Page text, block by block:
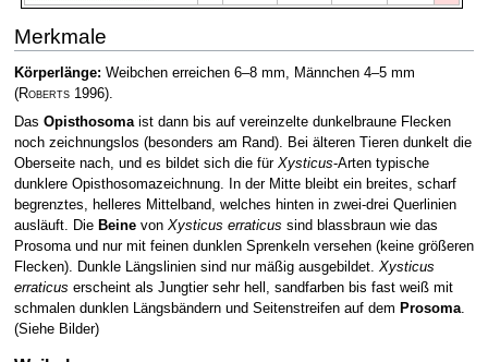
Merkmale
Körperlänge: Weibchen erreichen 6–8 mm, Männchen 4–5 mm
(Roberts1996).
Das Opisthosomaist dann bis auf vereinzelte dunkelbraune Flecken
noch zeichnungslos (besonders am Rand). Bei älteren Tieren dunkelt die
Oberseite nach, und es bildet sich die für Xysticus-Arten typische
dunklere Opisthosomazeichnung. In der Mitte bleibt ein breites, scharf
begrenztes, helleres Mittelband, welches hinten in zwei-drei Querlinien
ausläuft. Die Beinevon Xysticus erraticus sind blassbraun wie das
Prosoma und nur mit feinen dunklen Sprenkeln versehen (keine größeren
Flecken). Dunkle Längslinien sind nur mäßig ausgebildet. Xysticus
erraticus erscheint als Jungtier sehr hell, sandfarben bis fast weiß mit
schmalen dunklen Längsbändern und Seitenstreifen auf dem Prosoma.
(Siehe Bilder)